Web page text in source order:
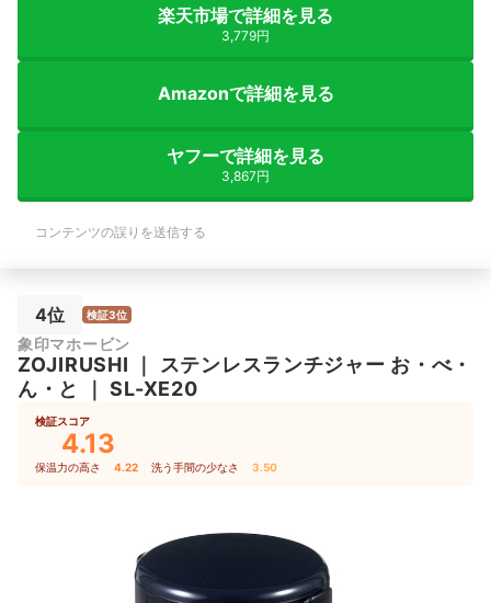
楽天市場で詳細を見る
3,779円
Amazonで詳細を見る
ヤフーで詳細を見る
3,867円
コンテンツの誤りを送信する
4位 検証3位
象印マホービン
ZOJIRUSHI ｜
ステンレスランチジャー お・べ・
ん・と
｜SL-XE20
検証スコア
4.13
保温力の高さ 4.22 洗う手間の少なさ 3.50